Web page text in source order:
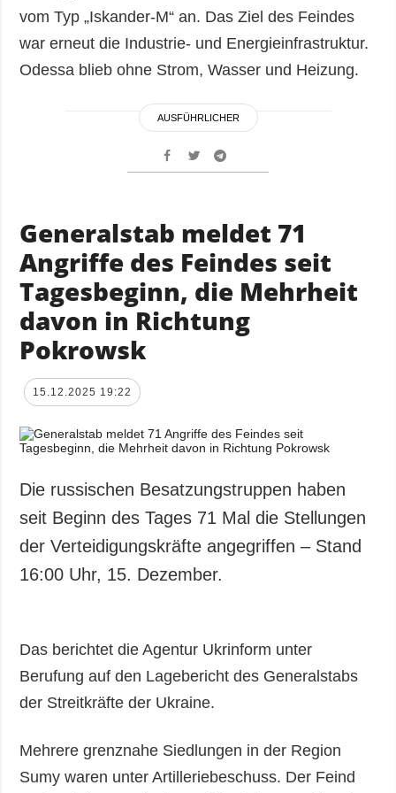
vom Typ „Iskander-M“ an. Das Ziel des Feindes
war erneut die Industrie- und Energieinfrastruktur.
Odessa blieb ohne Strom, Wasser und Heizung.
AUSFÜHRLICHER
Generalstab meldet 71
Angriffe des Feindes seit
Tagesbeginn, die Mehrheit
davon in Richtung
Pokrowsk
15.12.2025 19:22
Die russischen Besatzungstruppen haben
seit Beginn des Tages 71 Mal die Stellungen
der Verteidigungskräfte angegriffen – Stand
16:00 Uhr, 15. Dezember.
Das berichtet die Agentur Ukrinform unter
Berufung auf den Lagebericht des Generalstabs
der Streitkräfte der Ukraine.
Mehrere grenznahe Siedlungen in der Region
Sumy waren unter Artilleriebeschuss. Der Feind